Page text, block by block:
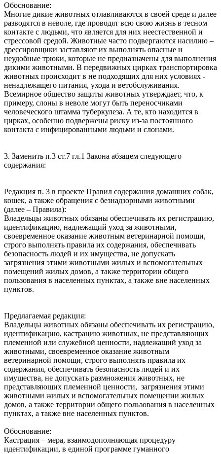
Обоснование:
Многие дикие животных отлавливаются в своей среде и далее
разводятся в неволе, где проводят всю свою жизнь в тесном
контакте с людьми, что является для них неестественной и
стрессовой средой. Животные часто подвергаются насилию –
дрессировщики заставляют их выполнять опасные и
неудобные трюки, которые не предназначены для выполнения
дикими животными. В передвижных цирках транспортировка
животных происходит в не подходящих для них условиях -
ненадлежащего питания, ухода и ветобслуживания.
Всемирное общество защиты животных утверждает, что, к
примеру, слоны в неволе могут быть переносчиками
человеческого штамма туберкулеза. А те, кто находится в
цирках, особенно подвержены риску из-за постоянного
контакта с инфицированными людьми и слонами.
3. Заменить п.3 ст.7 гл.1 Закона абзацем следующего
содержания:
Редакция п. 3 в проекте Правил содержания домашних собак,
кошек, а также обращения с безнадзорными животными
(далее – Правила):
Владельцы животных обязаны обеспечивать их регистрацию,
идентификацию, надлежащий уход за животными,
своевременное оказание животным ветеринарной помощи,
строго выполнять правила их содержания, обеспечивать
безопасность людей и их имущества, не допускать
загрязнения этими животными жилых и вспомогательных
помещений жилых домов, а также территории общего
пользования в населенных пунктах, а также вне населенных
пунктов.
Предлагаемая редакция:
Владельцы животных обязаны обеспечивать их регистрацию,
идентификацию, кастрацию животных, не представляющих
племенной или служебной ценности, надлежащий‌ уход за
животными, своевременное оказание животным
ветеринарной‌ помощи, строго выполнять правила их
содержания, обеспечивать безопасность людей‌ и их
имущества, не допускать размножения животных, не
представляющих племенной ценности, загрязнения этими
животными жилых и вспомогательных помещении‌ жилых
домов, а также территории общего пользования в населенных
пунктах, а также вне населенных пунктов.
Обоснование:
Кастрация – мера, взаимодополняющая процедуру
идентификации, в единой программе гуманного